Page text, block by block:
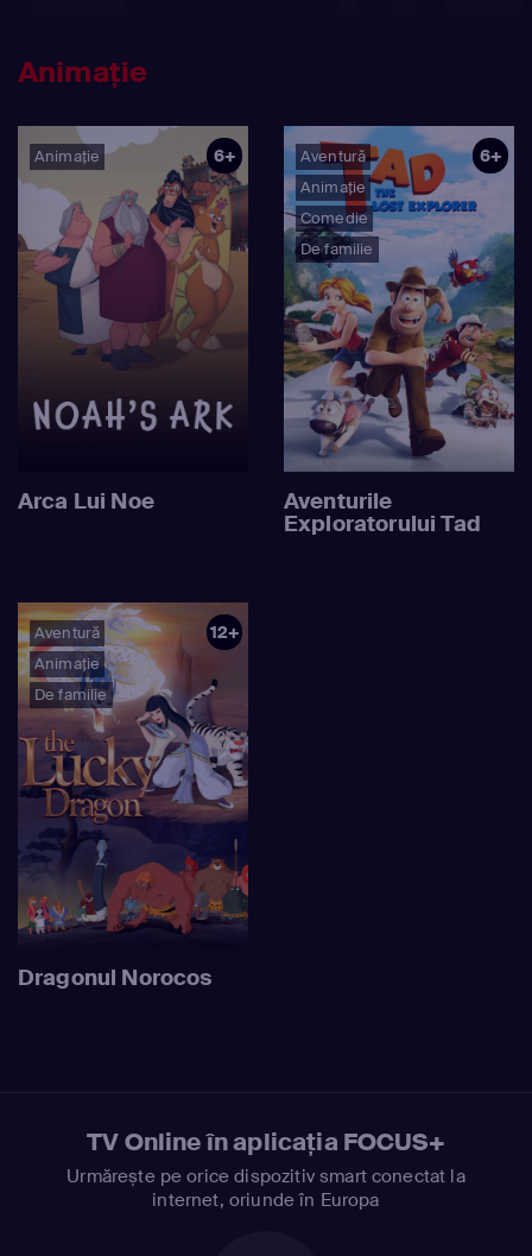
Animație
Animație 6+
Arca Lui Noe
Aventură
Animație
Comedie
De familie
6+
Aventurile
Exploratorului Tad
Aventură
Animație
De familie
12+
Dragonul Norocos
TV Online în aplicația FOCUS+
Urmărește pe orice dispozitiv smart conectat la
internet, oriunde în Europa